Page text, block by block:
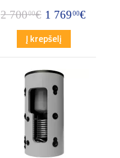
2 70000€ 1 76900€
Į krepšelį